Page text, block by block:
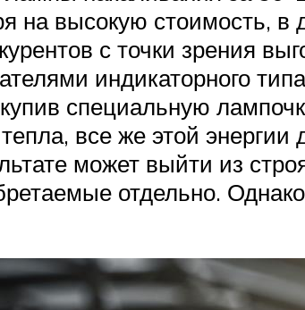
на высокую стоимость,
с точки зрения
индикаторного
купив специальную
все же этой энергии
может выйти из
отдельно.